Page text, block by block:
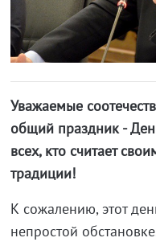
Уважаемые
общий праздник -
всех, кто считает
традиции!
К сожалению, этот
непростой